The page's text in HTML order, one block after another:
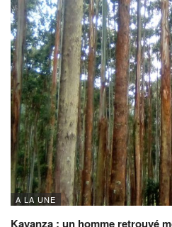
A LA UNE
Kayanza : un homme retrouvé